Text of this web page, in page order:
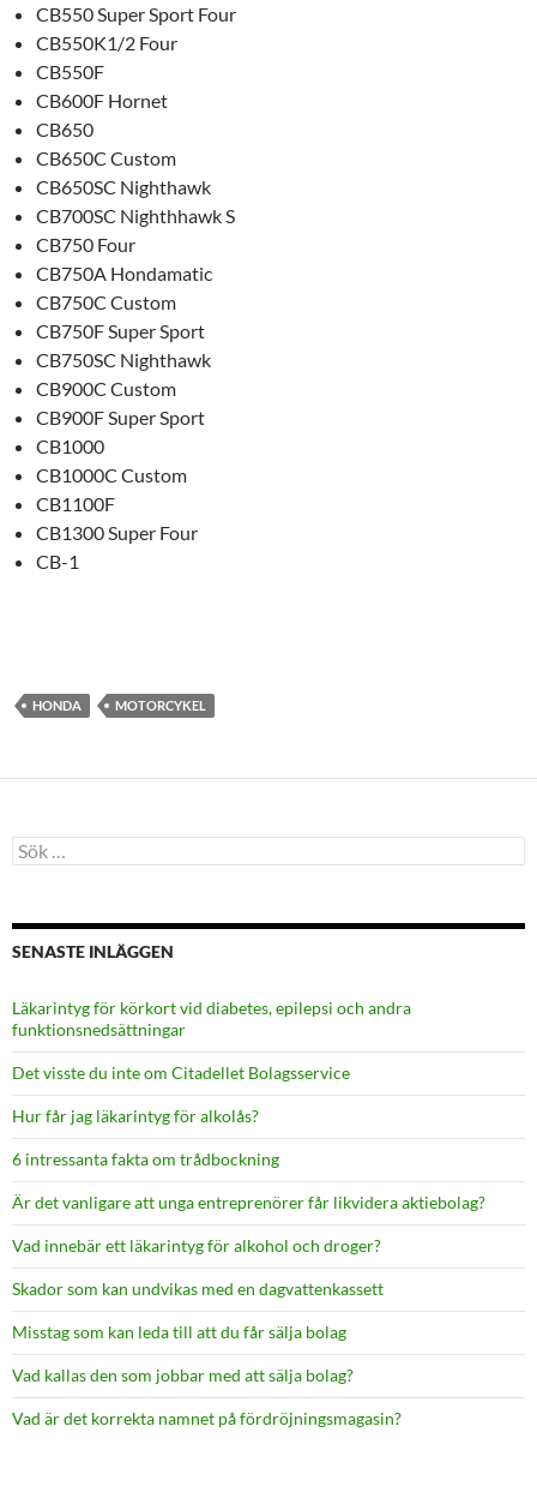
CB550 Super Sport Four
CB550K1/2 Four
CB550F
CB600F Hornet
CB650
CB650C Custom
CB650SC Nighthawk
CB700SC Nighthhawk S
CB750 Four
CB750A Hondamatic
CB750C Custom
CB750F Super Sport
CB750SC Nighthawk
CB900C Custom
CB900F Super Sport
CB1000
CB1000C Custom
CB1100F
CB1300 Super Four
CB-1
HONDA MOTORCYKEL
Sök
efter:
SENASTE INLÄGGEN
Läkarintyg för körkort vid diabetes, epilepsi och andra
funktionsnedsättningar
Det visste du inte om Citadellet Bolagsservice
Hur får jag läkarintyg för alkolås?
6 intressanta fakta om trådbockning
Är det vanligare att unga entreprenörer får likvidera aktiebolag?
Vad innebär ett läkarintyg för alkohol och droger?
Skador som kan undvikas med en dagvattenkassett
Misstag som kan leda till att du får sälja bolag
Vad kallas den som jobbar med att sälja bolag?
Vad är det korrekta namnet på fördröjningsmagasin?